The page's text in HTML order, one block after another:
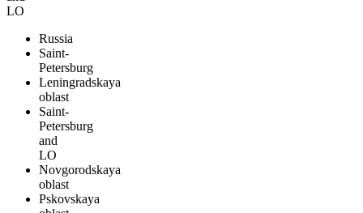
LO
Russia
Saint-
Petersburg
Leningradskaya
oblast
Saint-
Petersburg
and
LO
Novgorodskaya
oblast
Pskovskaya